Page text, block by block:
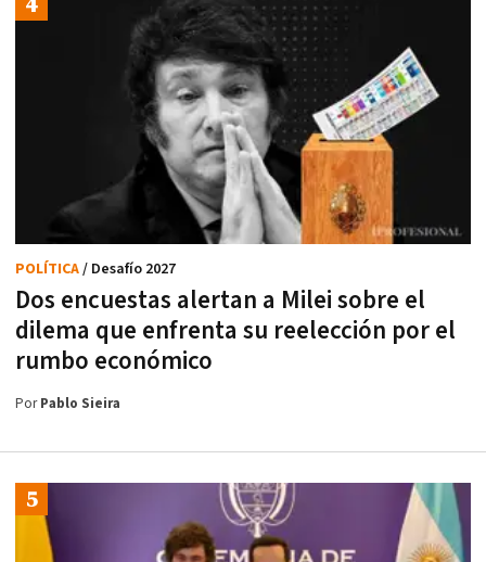
Dos encuestas alertan a Milei sobre el
dilema que enfrenta su reelección por el
rumbo económico
POLÍTICA/ Desafío 2027
PorPablo Sieira